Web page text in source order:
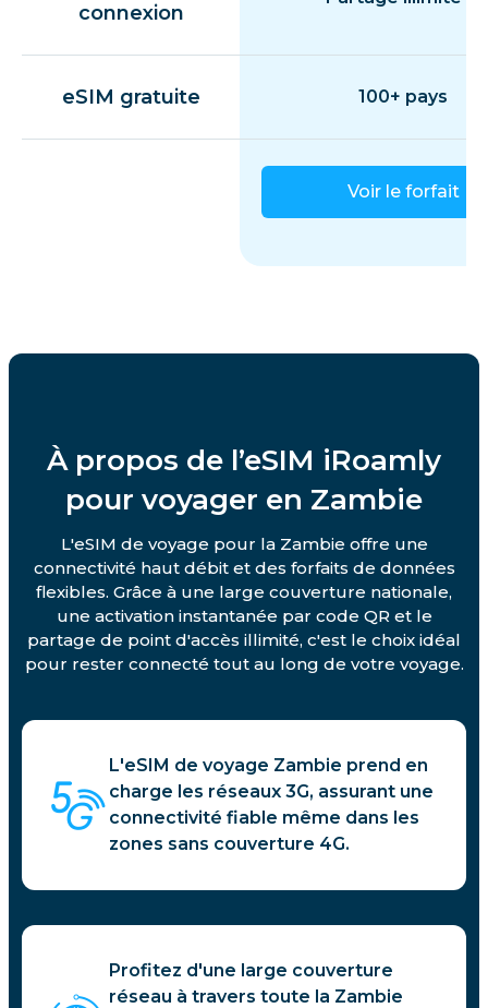
connexion
eSIM gratuite 100+ pays
Voir le forfait
À propos de l’eSIM iRoamly
pour voyager en Zambie
L'eSIM de voyage pour la Zambie offre une
connectivité haut débit et des forfaits de données
flexibles. Grâce à une large couverture nationale,
une activation instantanée par code QR et le
partage de point d'accès illimité, c'est le choix idéal
pour rester connecté tout au long de votre voyage.
L'eSIM de voyage Zambie prend en
charge les réseaux 3G, assurant une
connectivité fiable même dans les
zones sans couverture 4G.
Profitez d'une large couverture
réseau à travers toute la Zambie